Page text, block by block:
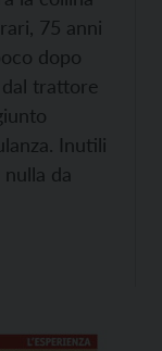
75 anni
dopo
trattore
Inutili
da